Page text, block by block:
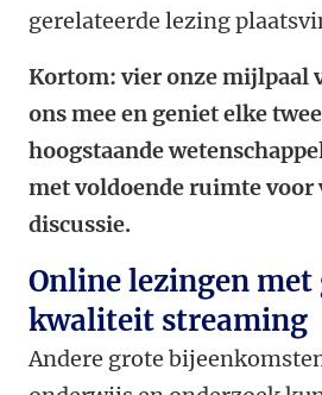
gerelateerde lezing
Kortom: vier onze mijlpaal
ons mee en geniet elke
hoogstaande
met voldoende ruimte voor
discussie.
Online lezingen met
kwaliteit streaming
Andere grote